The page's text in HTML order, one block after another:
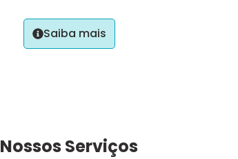
Saiba mais
Nossos Serviços